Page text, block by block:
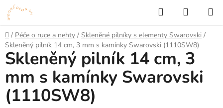
Přejít
na
obsah
Hledat
KOŠÍK
Domů
/ Péče o ruce a nehty / Skleněné pilníky s elementy Swarovski /
Skleněný pilník 14 cm, 3 mm s kamínky Swarovski (1110SW8)
Skleněný pilník 14 cm, 3
mm s kamínky Swarovski
(1110SW8)